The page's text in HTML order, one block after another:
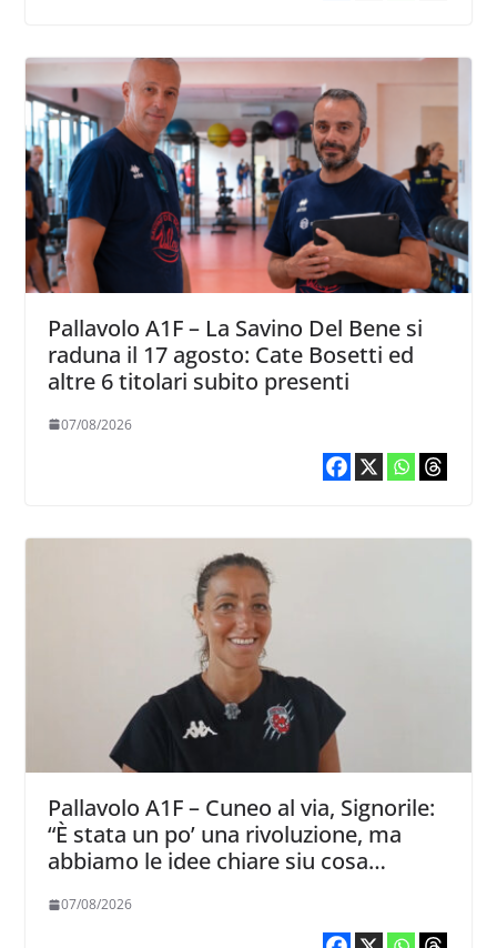
Pallavolo A1F – La Savino Del Bene si
raduna il 17 agosto: Cate Bosetti ed
altre 6 titolari subito presenti
07/08/2026
Pallavolo A1F – Cuneo al via, Signorile:
“È stata un po’ una rivoluzione, ma
abbiamo le idee chiare siu cosa
07/08/2026